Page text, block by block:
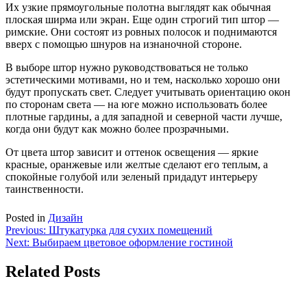
Их узкие прямоугольные полотна выглядят как обычная
плоская ширма или экран. Еще один строгий тип штор —
римские. Они состоят из ровных полосок и поднимаются
вверх с помощью шнуров на изнаночной стороне.
В выборе штор нужно руководствоваться не только
эстетическими мотивами, но и тем, насколько хорошо они
будут пропускать свет. Следует учитывать ориентацию окон
по сторонам света — на юге можно использовать более
плотные гардины, а для западной и северной части лучше,
когда они будут как можно более прозрачными.
От цвета штор зависит и оттенок освещения — яркие
красные, оранжевые или желтые сделают его теплым, а
спокойные голубой или зеленый придадут интерьеру
таинственности.
Posted in Дизайн
Навигация
по
записям
Previous: Штукатурка для сухих помещений
Next: Выбираем цветовое оформление гостиной
Related Posts